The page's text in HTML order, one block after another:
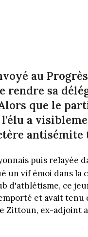
au
rendre sa
que le
a
puis relayée
un vif émoi dans la
d'athlétisme, ce
et avait
Zittoun, ex-adjoint